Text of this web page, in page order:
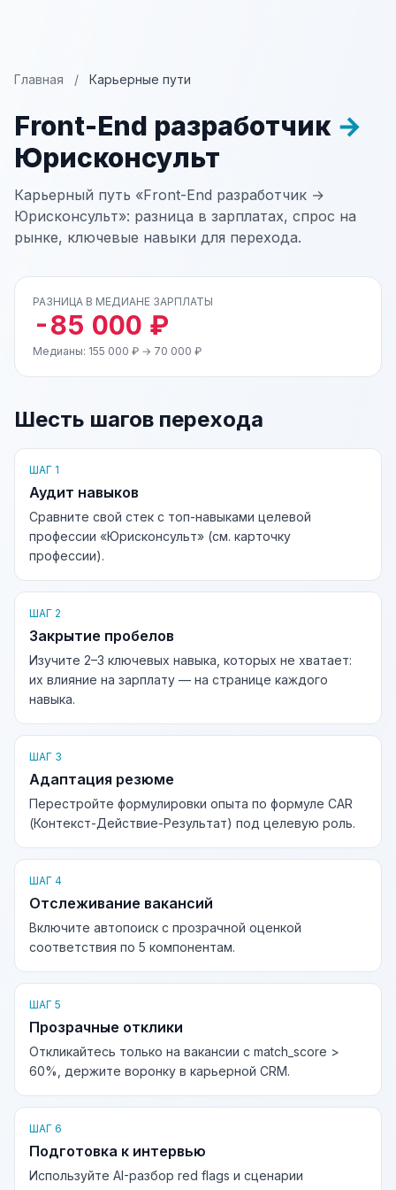
Главная / Карьерные пути
Front-End разработчик →
Юрисконсульт
Карьерный путь «Front-End разработчик →
Юрисконсульт»: разница в зарплатах, спрос на
рынке, ключевые навыки для перехода.
РАЗНИЦА В МЕДИАНЕ ЗАРПЛАТЫ
-85 000 ₽
Медианы: 155 000 ₽ → 70 000 ₽
Шесть шагов перехода
ШАГ 1
Аудит навыков
Сравните свой стек с топ-навыками целевой
профессии «Юрисконсульт» (см. карточку
профессии).
ШАГ 2
Закрытие пробелов
Изучите 2–3 ключевых навыка, которых не хватает:
их влияние на зарплату — на странице каждого
навыка.
ШАГ 3
Адаптация резюме
Перестройте формулировки опыта по формуле CAR
(Контекст-Действие-Результат) под целевую роль.
ШАГ 4
Отслеживание вакансий
Включите автопоиск с прозрачной оценкой
соответствия по 5 компонентам.
ШАГ 5
Прозрачные отклики
Откликайтесь только на вакансии с match_score >
60%, держите воронку в карьерной CRM.
ШАГ 6
Подготовка к интервью
Используйте AI-разбор red flags и сценарии